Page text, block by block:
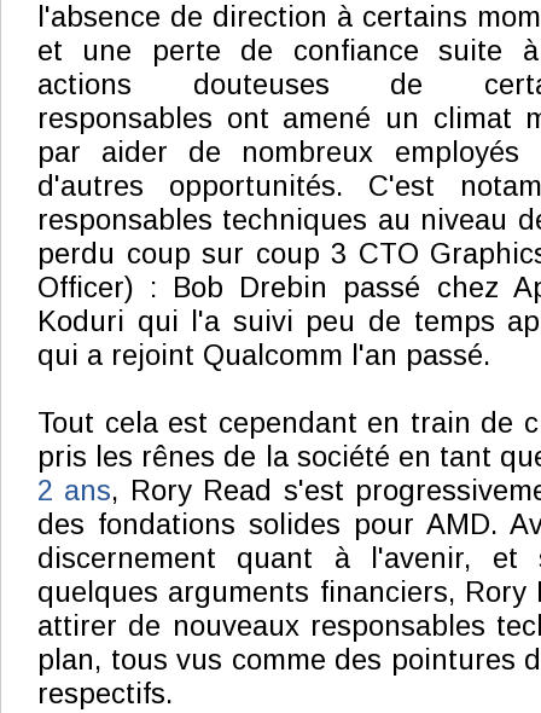
l'absence de direction à certains
et une perte de confiance suite
actions douteuses de
responsables ont amené un climat
par aider de nombreux
d'autres opportunités. C'est
responsables techniques au niveau
perdu coup sur coup 3 CTO
Officer) : Bob Drebin passé chez
Koduri qui l'a suivi peu de temps
qui a rejoint Qualcomm l'an passé.
Tout cela est cependant en train de
pris les rênes de la société en tant
2 ans, Rory Read s'est
des fondations solides pour AMD.
discernement quant à l'avenir, et
quelques arguments financiers, Rory
attirer de nouveaux responsables
plan, tous vus comme des pointures
respectifs.